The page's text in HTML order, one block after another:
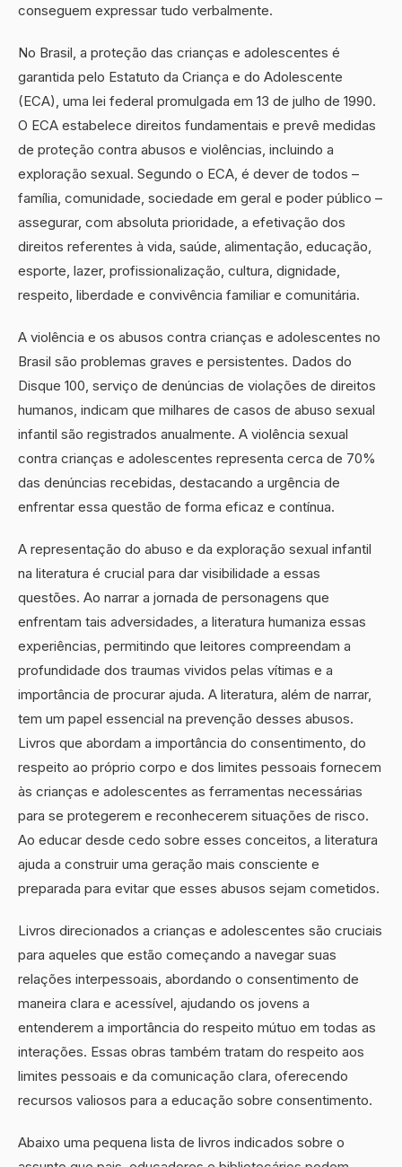
conseguem expressar tudo verbalmente.
No Brasil, a proteção das crianças e adolescentes é
garantida pelo Estatuto da Criança e do Adolescente
(ECA), uma lei federal promulgada em 13 de julho de 1990.
O ECA estabelece direitos fundamentais e prevê medidas
de proteção contra abusos e violências, incluindo a
exploração sexual. Segundo o ECA, é dever de todos –
família, comunidade, sociedade em geral e poder público –
assegurar, com absoluta prioridade, a efetivação dos
direitos referentes à vida, saúde, alimentação, educação,
esporte, lazer, profissionalização, cultura, dignidade,
respeito, liberdade e convivência familiar e comunitária.
A violência e os abusos contra crianças e adolescentes no
Brasil são problemas graves e persistentes. Dados do
Disque 100, serviço de denúncias de violações de direitos
humanos, indicam que milhares de casos de abuso sexual
infantil são registrados anualmente. A violência sexual
contra crianças e adolescentes representa cerca de 70%
das denúncias recebidas, destacando a urgência de
enfrentar essa questão de forma eficaz e contínua.
A representação do abuso e da exploração sexual infantil
na literatura é crucial para dar visibilidade a essas
questões. Ao narrar a jornada de personagens que
enfrentam tais adversidades, a literatura humaniza essas
experiências, permitindo que leitores compreendam a
profundidade dos traumas vividos pelas vítimas e a
importância de procurar ajuda. A literatura, além de narrar,
tem um papel essencial na prevenção desses abusos.
Livros que abordam a importância do consentimento, do
respeito ao próprio corpo e dos limites pessoais fornecem
às crianças e adolescentes as ferramentas necessárias
para se protegerem e reconhecerem situações de risco.
Ao educar desde cedo sobre esses conceitos, a literatura
ajuda a construir uma geração mais consciente e
preparada para evitar que esses abusos sejam cometidos.
Livros direcionados a crianças e adolescentes são cruciais
para aqueles que estão começando a navegar suas
relações interpessoais, abordando o consentimento de
maneira clara e acessível, ajudando os jovens a
entenderem a importância do respeito mútuo em todas as
interações. Essas obras também tratam do respeito aos
limites pessoais e da comunicação clara, oferecendo
recursos valiosos para a educação sobre consentimento.
Abaixo uma pequena lista de livros indicados sobre o